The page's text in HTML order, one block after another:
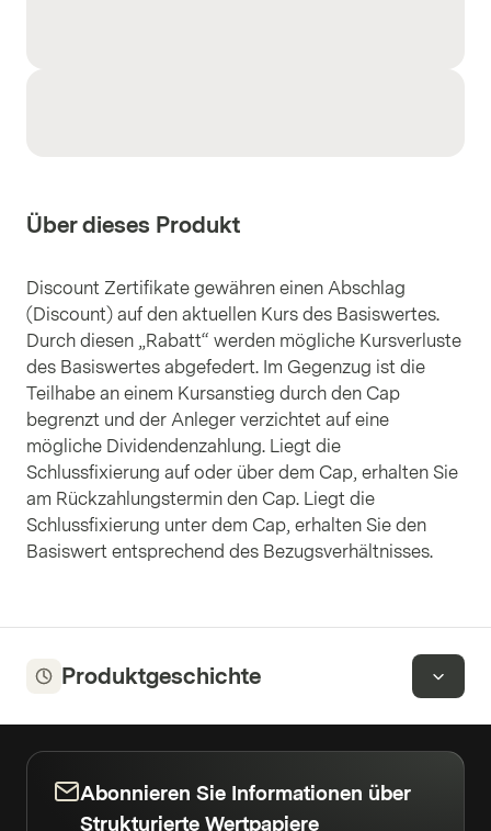
Über dieses Produkt
Discount Zertifikate gewähren einen Abschlag
(Discount) auf den aktuellen Kurs des Basiswertes.
Durch diesen „Rabatt“ werden mögliche Kursverluste
des Basiswertes abgefedert. Im Gegenzug ist die
Teilhabe an einem Kursanstieg durch den Cap
begrenzt und der Anleger verzichtet auf eine
mögliche Dividendenzahlung. Liegt die
Schlussfixierung auf oder über dem Cap, erhalten Sie
am Rückzahlungstermin den Cap. Liegt die
Schlussfixierung unter dem Cap, erhalten Sie den
Basiswert entsprechend des Bezugsverhältnisses.
Produktgeschichte
Abonnieren Sie Informationen über
Strukturierte Wertpapiere